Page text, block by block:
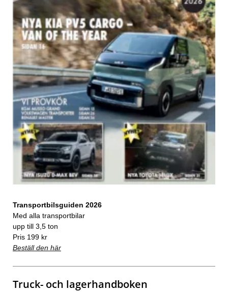
Transportbilsguiden 2026
Med alla transportbilar
upp till 3,5 ton
Pris 199 kr
Beställ den här
Truck- och lagerhandboken